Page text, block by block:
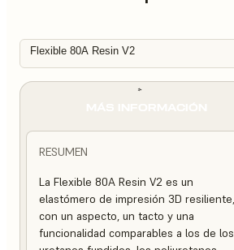
Flexible 80A Resin V2
RESUMEN
La Flexible 80A Resin V2 es un
elastómero de impresión 3D resiliente,
con un aspecto, un tacto y una
funcionalidad comparables a los de los